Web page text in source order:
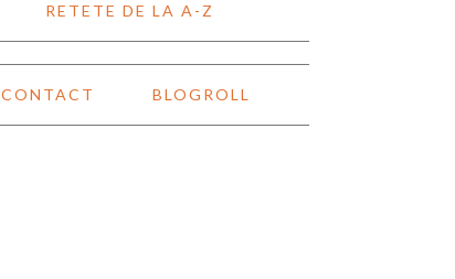
RETETE DE LA A-Z
CONTACT BLOGROLL